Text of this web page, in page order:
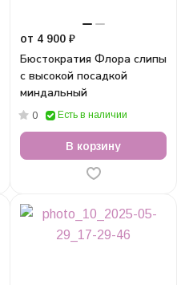
от 4 900 ₽
Бюстократия Флора слипы
с высокой посадкой
миндальный
0 Есть в наличии
В корзину